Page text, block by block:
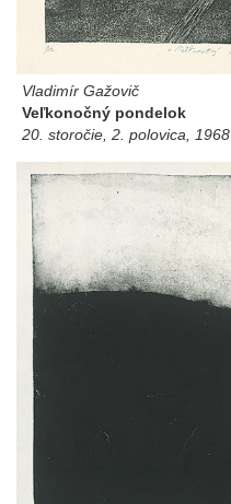
Vladimír Gažovič
Veľkonočný pondelok
20. storočie, 2. polovica, 1968